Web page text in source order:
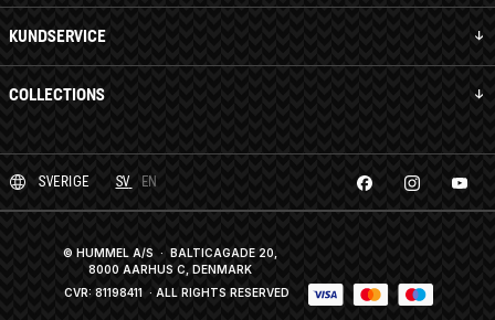
KUNDSERVICE
COLLECTIONS
SVERIGE SV EN
© HUMMEL A/S · BALTICAGADE 20,
8000 AARHUS C, DENMARK
CVR: 81198411 · ALL RIGHTS RESERVED